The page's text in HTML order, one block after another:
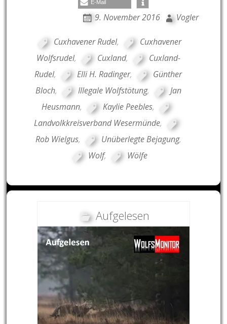
E-Mail
9. November 2016 Vogler
Cuxhavener Rudel,
Cuxhavener
Wolfsrudel, Cuxland,
Cuxland-
Rudel, Elli H. Radinger,
Günther
Bloch, Illegale Wolfstötung,
Jan
Heusmann, Kaylie Peebles,
Landvolkkreisverband Wesermünde,
Rob Wielgus, Unüberlegte Bejagung,
Wolf, Wölfe
Aufgelesen